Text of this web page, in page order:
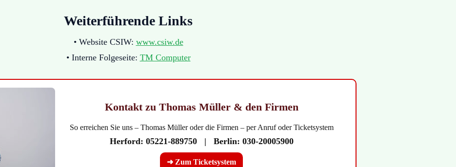
Weiterführende Links
• Website CSIW: www.csiw.de
• Interne Folgeseite: TM Computer
Kontakt zu Thomas Müller & den Firmen
So erreichen Sie uns – Thomas Müller oder die Firmen – per Anruf oder Ticketsystem
Herford: 05221-889750 | Berlin: 030-20005900
➜ Zum Ticketsystem